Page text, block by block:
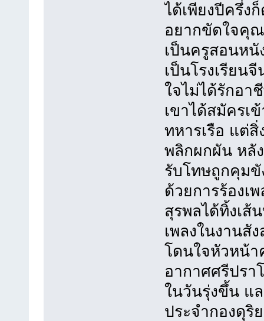
ได้เพียงปีครึ่ง
อยากขัดใจคุณ
เป็นครูสอนหนั
เป็นโรงเรียน
ใจไม่ได้รักอา
เขาได้สมัครเ
ทหารเรือ แต่
พลิกผกผัน หลั
รับโทษถูกคุมขั
ด้วยการร้องเ
สุรพลได้ทิ้งเส้
เพลงในงานสั
โดนใจหัวหน้า
อากาศศรีปรา
ในวันรุ่งขึ้น แ
ประจำกองดุริ